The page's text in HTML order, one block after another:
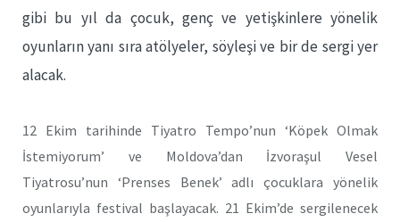
gibi bu yıl da çocuk, genç ve yetişkinlere yönelik
oyunların yanı sıra atölyeler, söyleşi ve bir de sergi yer
alacak.
12 Ekim tarihinde Tiyatro Tempo’nun ‘Köpek Olmak
İstemiyorum’ ve Moldova’dan İzvoraşul Vesel
Tiyatrosu’nun ‘Prenses Benek’ adlı çocuklara yönelik
oyunlarıyla festival başlayacak. 21 Ekim’de sergilenecek